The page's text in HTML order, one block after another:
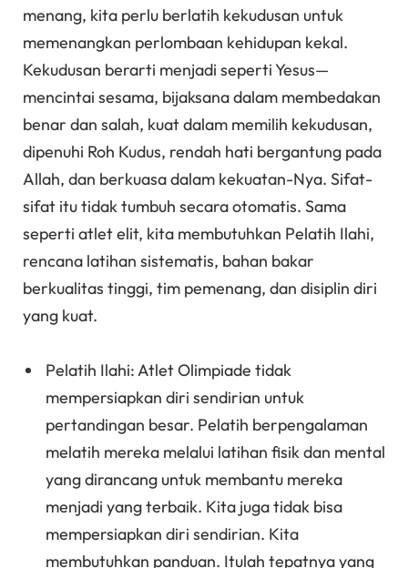
menang, kita perlu berlatih kekudusan untuk
memenangkan perlombaan kehidupan kekal.
Kekudusan berarti menjadi seperti Yesus—
mencintai sesama, bijaksana dalam membedakan
benar dan salah, kuat dalam memilih kekudusan,
dipenuhi Roh Kudus, rendah hati bergantung pada
Allah, dan berkuasa dalam kekuatan-Nya. Sifat-
sifat itu tidak tumbuh secara otomatis. Sama
seperti atlet elit, kita membutuhkan Pelatih Ilahi,
rencana latihan sistematis, bahan bakar
berkualitas tinggi, tim pemenang, dan disiplin diri
yang kuat.
Pelatih Ilahi: Atlet Olimpiade tidak
mempersiapkan diri sendirian untuk
pertandingan besar. Pelatih berpengalaman
melatih mereka melalui latihan fisik dan mental
yang dirancang untuk membantu mereka
menjadi yang terbaik. Kita juga tidak bisa
mempersiapkan diri sendirian. Kita
membutuhkan panduan. Itulah tepatnya yang